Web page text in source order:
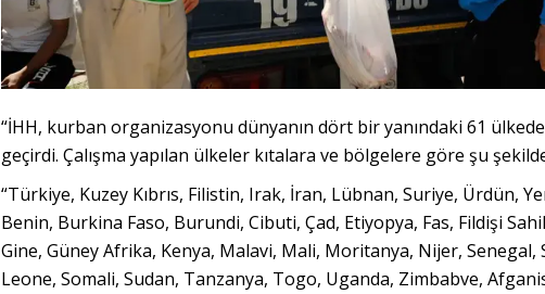
“İHH, kurban organizasyonu dünyanın dört bir yanındaki 61
geçirdi. Çalışma yapılan ülkeler kıtalara ve bölgelere göre şu
“Türkiye, Kuzey Kıbrıs, Filistin, Irak, İran, Lübnan, Suriye, Ürdün,
Benin, Burkina Faso, Burundi, Cibuti, Çad, Etiyopya, Fas, Fildişi
Gine, Güney Afrika, Kenya, Malavi, Mali, Moritanya, Nijer, Senegal,
Leone, Somali, Sudan, Tanzanya, Togo, Uganda, Zimbabve,